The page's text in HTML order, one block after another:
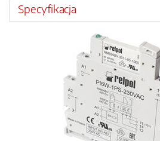
Specyfikacja